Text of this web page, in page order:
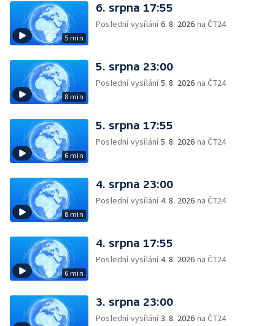
5 min
6. srpna 17:55
Poslední vysílání6. 8. 2026 na ČT24
8 min
5. srpna 23:00
Poslední vysílání5. 8. 2026 na ČT24
6 min
5. srpna 17:55
Poslední vysílání5. 8. 2026 na ČT24
8 min
4. srpna 23:00
Poslední vysílání4. 8. 2026 na ČT24
6 min
4. srpna 17:55
Poslední vysílání4. 8. 2026 na ČT24
3. srpna 23:00
Poslední vysílání3. 8. 2026 na ČT24